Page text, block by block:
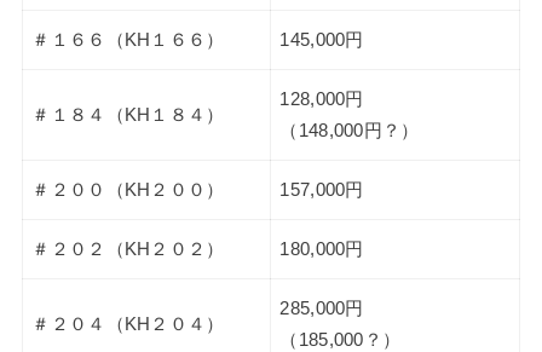
＃１６６（KH１６６） 145,000円
＃１８４（KH１８４）
128,000円
（148,000円？）
＃２００（KH２００） 157,000円
＃２０２（KH２０２） 180,000円
＃２０４（KH２０４）
285,000円
（185,000？）